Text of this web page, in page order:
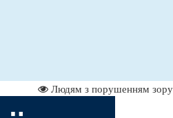
Людям з порушенням зору